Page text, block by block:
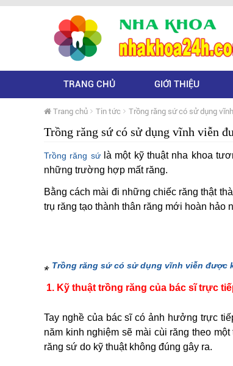
TRANG CHỦ GIỚI THIỆU
Trang chủ Tin tức Trồng răng sứ có sử dụng
Trồng răng sứ có sử dụng vĩnh viễn
Trồng răng sứlà một kỹ thuật nha khoa
những trường hợp mất răng.
Bằng cách mài đi những chiếc răng thật
trụ răng tạo thành thân răng mới hoàn hảo
⁎ Trồng răng sứ có sử dụng vĩnh viễn được
1. Kỹ thuật trồng răng của bác sĩ trực
Tay nghề của bác sĩ có ảnh hưởng trực
năm kinh nghiệm sẽ mài cùi răng theo
răng sứ do kỹ thuật không đúng gây ra.